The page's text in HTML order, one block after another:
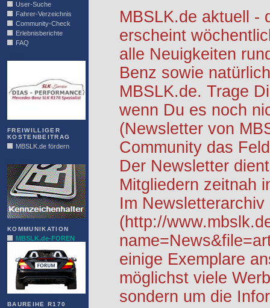
User-Suche
Fahrer-Verzeichnis
Community-Check
Erlebnisberichte
FAQ
FREIWILLIGER
KOSTENBEITRAG
MBSLK.de fördern
KOMMUNIKATION
MBSLK.de-FOREN
BAUREIHE R170
MBSLK.de aktuell -
erscheint
alle Neuigkeiten
Benz sowie
MBSLK.de. Trage
wenn Du es noch
(Newsletter von
Community das
Der Newsletter
Mitgliedern zeitnah
Im Newsletterarchiv
(http://
einige Exemplare
möglichst viele
sondern um die